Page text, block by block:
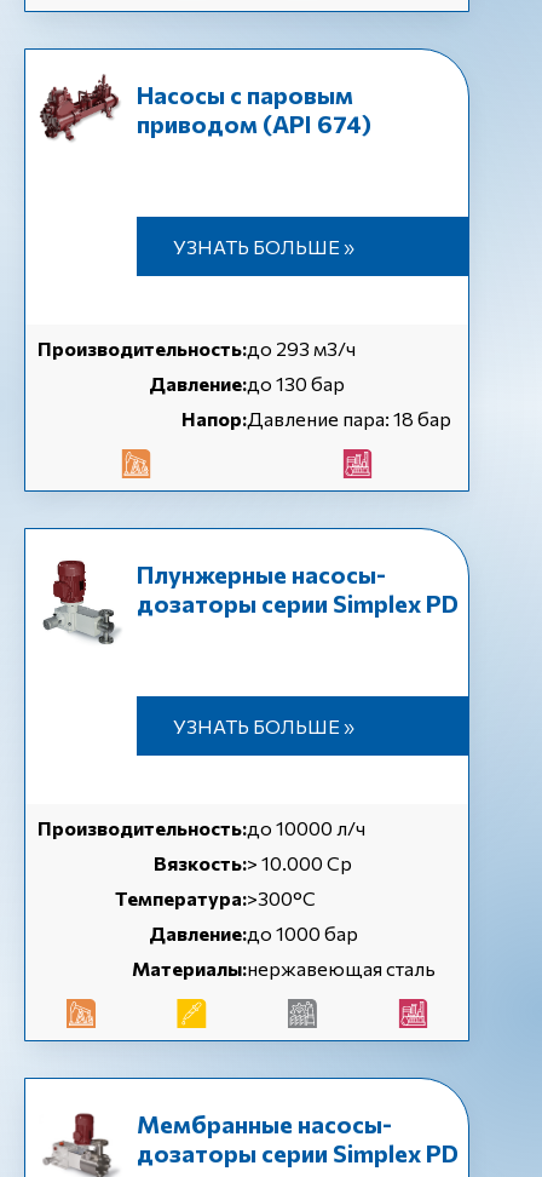
Насосы с паровым
приводом (API 674)
УЗНАТЬ БОЛЬШЕ »
Производительность:до 293 м3/ч
Давление:до 130 бар
Напор:Давление пара: 18 бар
Плунжерные насосы-
дозаторы серии Simplex PD
УЗНАТЬ БОЛЬШЕ »
Производительность:до 10000 л/ч
Вязкость:> 10.000 Cp
Температура:>300°C
Давление:до 1000 бар
Материалы:нержавеющая сталь
Мембранные насосы-
дозаторы серии Simplex PD